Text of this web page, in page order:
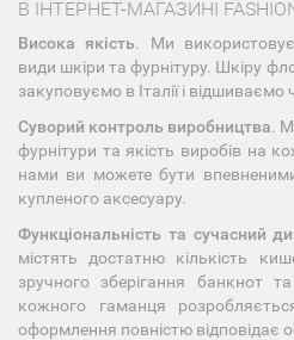
В ІНТЕРНЕТ-МАГАЗИНІ
Висока якість. Ми
види шкіри та фурнітуру. Шкіру
закуповуємо в Італії і відшиваємо
Суворий контроль виробництва.
фурнітури та якість виробів на
нами ви можете бути
купленого аксесуару.
Функціональність та сучасний
містять достатню кількість
зручного зберігання банкнот
кожного гаманця
оформлення повністю відповідає